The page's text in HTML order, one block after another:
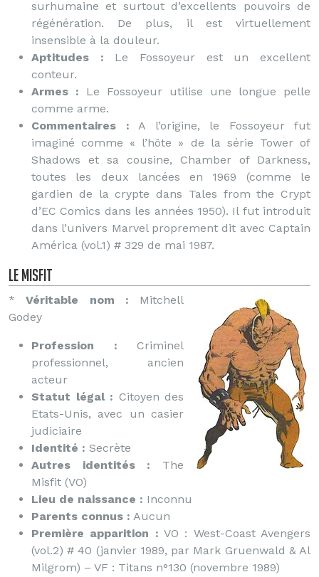
surhumaine et surtout d’excellents pouvoirs de
régénération. De plus, il est virtuellement
insensible à la douleur.
Aptitudes : Le Fossoyeur est un excellent
conteur.
Armes : Le Fossoyeur utilise une longue pelle
comme arme.
Commentaires : A l’origine, le Fossoyeur fut
imaginé comme « l’hôte » de la série Tower of
Shadows et sa cousine, Chamber of Darkness,
toutes les deux lancées en 1969 (comme le
gardien de la crypte dans Tales from the Crypt
d’EC Comics dans les années 1950). Il fut introduit
dans l’univers Marvel proprement dit avec Captain
América (vol.1) # 329 de mai 1987.
le Misfit
*Véritable nom : Mitchell
Godey
Profession : Criminel
professionnel, ancien
acteur
Statut légal : Citoyen des
Etats-Unis, avec un casier
judiciaire
Identité : Secrète
Autres identités : The
Misfit (VO)
Lieu de naissance : Inconnu
Parents connus : Aucun
Première apparition : VO : West-Coast Avengers
(vol.2) # 40 (janvier 1989, par Mark Gruenwald & Al
Milgrom) – VF : Titans n°130 (novembre 1989)